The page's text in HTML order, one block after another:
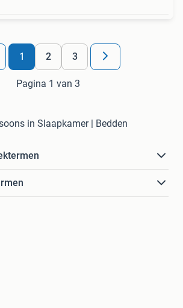
1 2 3
Pagina 1 van 3
in Slaapkamer | Bedden